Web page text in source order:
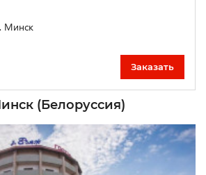
Минск
Заказать
(Белоруссия)